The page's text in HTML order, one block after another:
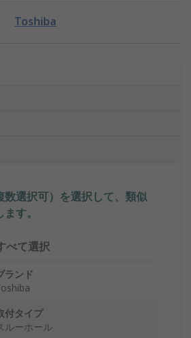
Toshiba
数選択可）を選択して、類似
す。
べて選択
ランド
付タイプ
ルーホール